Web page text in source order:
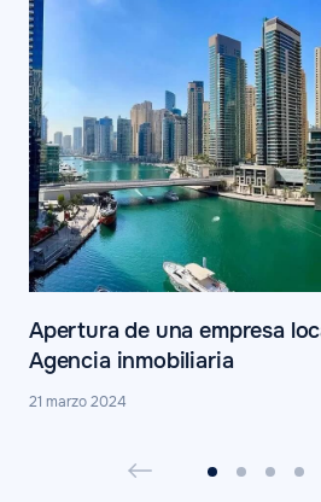
Apertura de una empresa
Agencia inmobiliaria
21 marzo 2024